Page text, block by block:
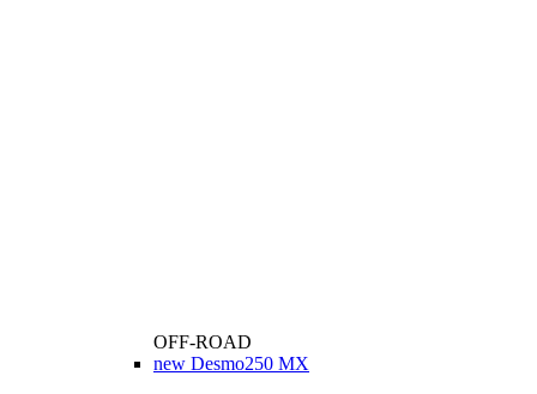
OFF-ROAD
new Desmo250 MX